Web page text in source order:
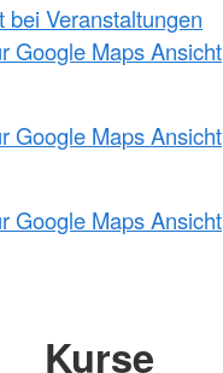
bei Veranstaltungen
Google Maps Ansicht
Google Maps Ansicht
Google Maps Ansicht
Kurse